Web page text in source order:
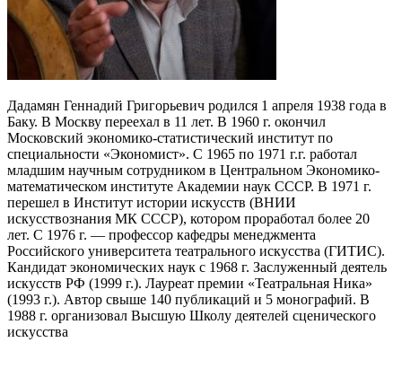
Дадамян Геннадий Григорьевич родился 1 апреля 1938 года в
Баку. В Москву переехал в 11 лет. В 1960 г. окончил
Московский экономико-статистический институт по
специальности «Экономист». С 1965 по 1971 г.г. работал
младшим научным сотрудником в Центральном Экономико-
математическом институте Академии наук СССР. В 1971 г.
перешел в Институт истории искусств (ВНИИ
искусствознания МК СССР), котором проработал более 20
лет. С 1976 г. — профессор кафедры менеджмента
Российского университета театрального искусства (ГИТИС).
Кандидат экономических наук с 1968 г. Заслуженный деятель
искусств РФ (1999 г.). Лауреат премии «Театральная Ника»
(1993 г.). Автор свыше 140 публикаций и 5 монографий. В
1988 г. организовал Высшую Школу деятелей сценического
искусства